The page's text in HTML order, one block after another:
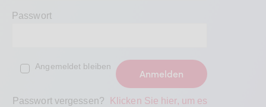
Passwort
Angemeldet bleiben
Passwort vergessen?
Klicken Sie hier, um es